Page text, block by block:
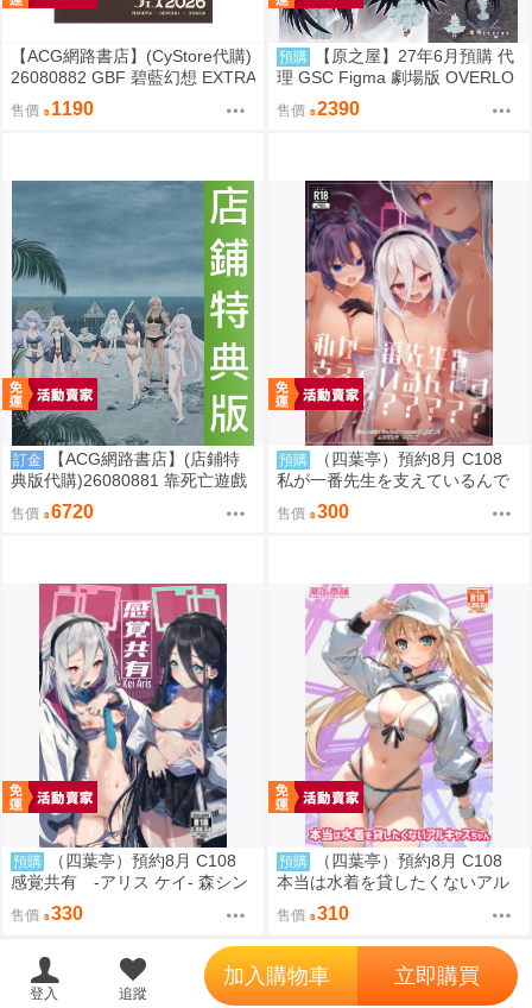
【ACG網路書店】(CyStore代購)
26080882 GBF 碧藍幻想 EXTRA
Fes 2026 場刊 附:序號
售價 1190
預購
【原之屋】27年6月預購 代
理 GSC Figma 劇場版 OVERLO
RD 聖王國篇 雅兒貝德 0918
售價 2390
訂金
【ACG網路書店】(店鋪特
典版代購)26080881 靠死亡遊戲
混飯吃。44:CLOUDY BEACH 藍
光BD 幽鬼抱枕套限定版
售價 6720
預購
（四葉亭）預約8月 C108
私が一番先生を支えているんで
すけど みどり
售價 300
預購
（四葉亭）預約8月 C108
感覚共有 -アリス ケイ- 森シン
リスク
售價 330
預購
（四葉亭）預約8月 C108
本当は水着を貸したくないアル
キャスちゃん いのうえとみい
售價 310
登入 追蹤
加入購物車 立即購買